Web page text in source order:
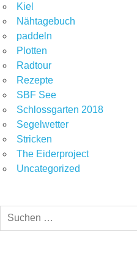
Kiel
Nähtagebuch
paddeln
Plotten
Radtour
Rezepte
SBF See
Schlossgarten 2018
Segelwetter
Stricken
The Eiderproject
Uncategorized
Suchen